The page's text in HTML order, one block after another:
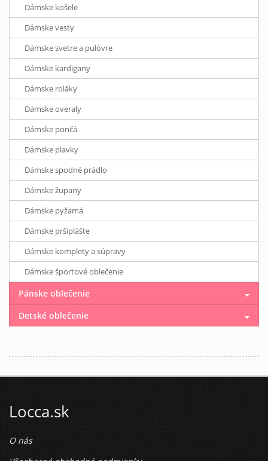
Dámske košele
Dámske vesty
Dámske svetre a pulóvre
Dámske kardigany
Dámske roláky
Dámske overaly
Dámske pončá
Dámske plavky
Dámske spodné prádlo
Dámske župany
Dámske pyžamá
Dámske pršiplášte
Dámske komplety a súpravy
Dámske športové oblečenie
Pánske oblečenie
Detské oblečenie
Locca.sk
O nás